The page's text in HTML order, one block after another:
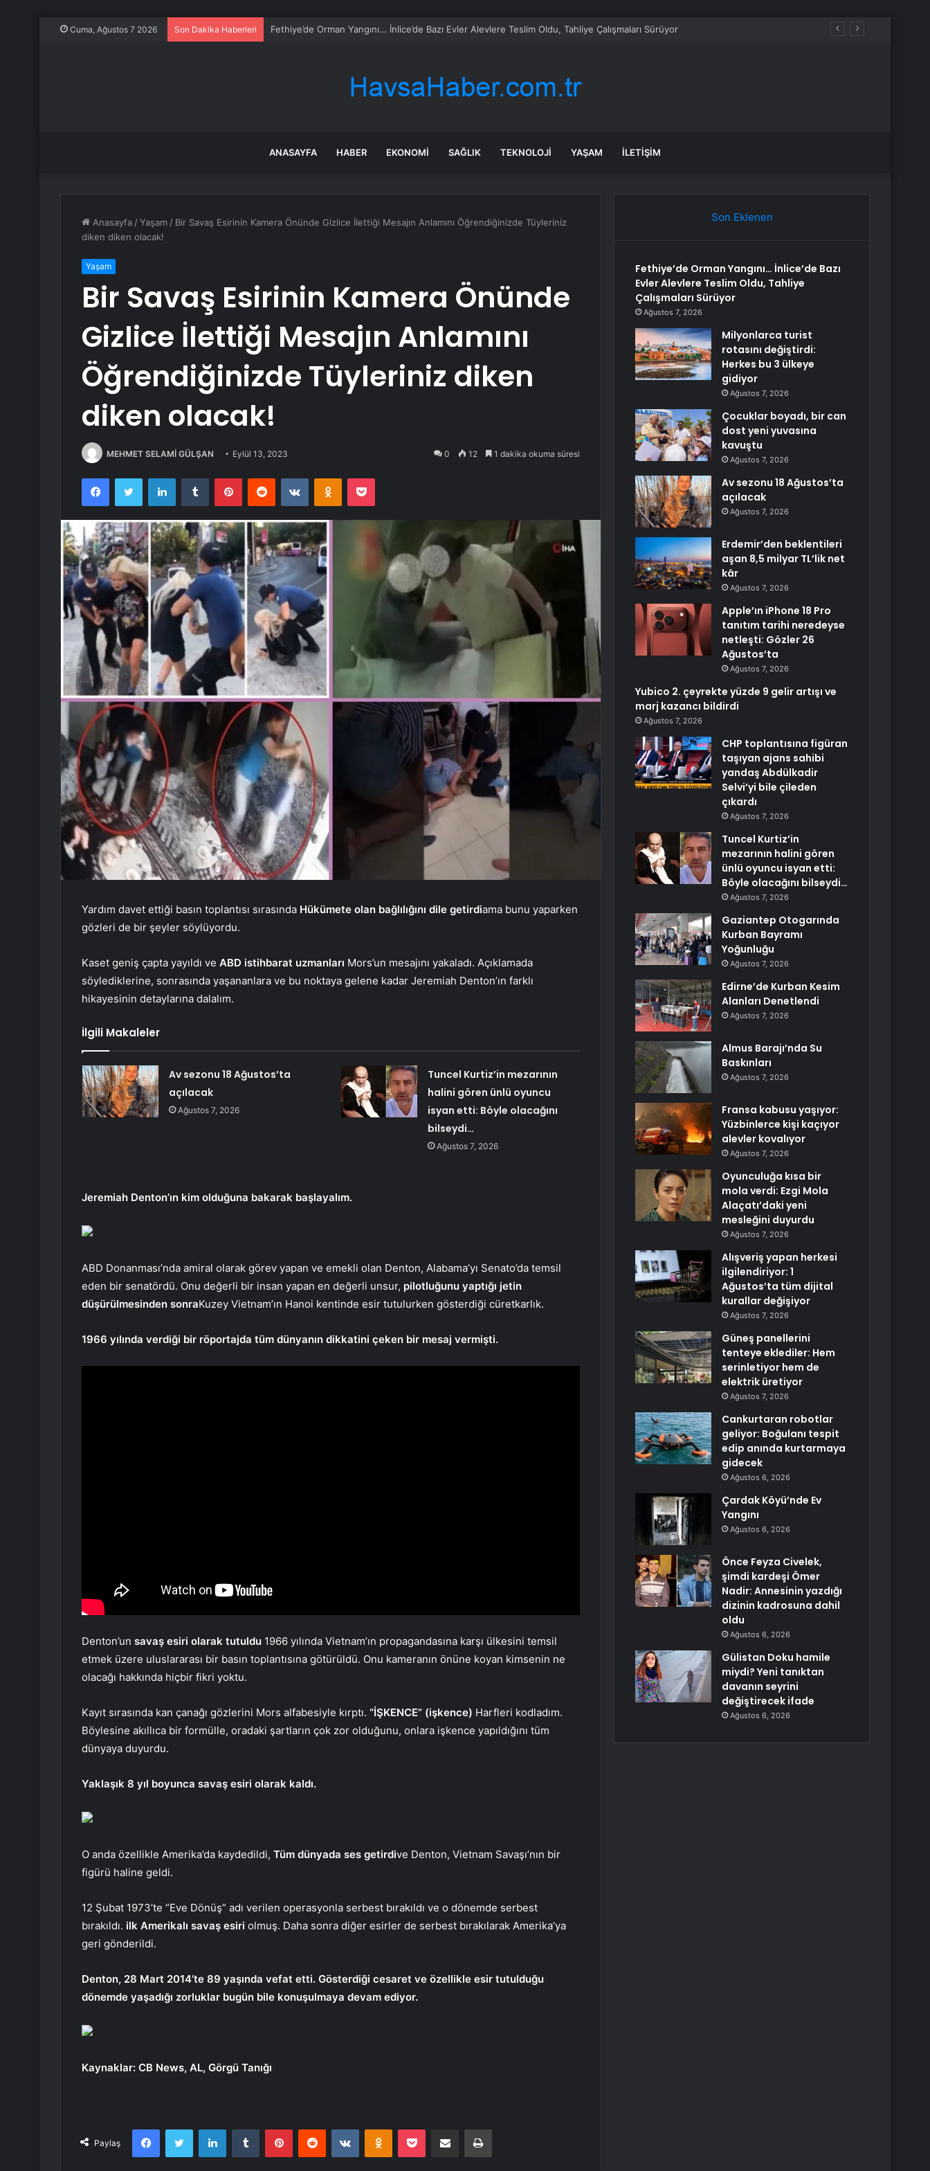
Cuma, Ağustos 7 2026 Son Dakika Haberleri Milyonlarca turist rotasını değiştirdi: Herkes bu 3 ülkeye gidiyor
ANASAYFA HABER EKONOMI SAĞLIK TEKNOLOJI YAŞAM İLETIŞIM
Anasayfa /Yaşam / Bir Savaş Esirinin Kamera Önünde Gizlice İlettiği Mesajın Anlamını Öğrendiğinizde Tüyleriniz
diken diken olacak!
Yaşam
Bir Savaş Esirinin Kamera Önünde
Gizlice İlettiği Mesajın Anlamını
Öğrendiğinizde Tüyleriniz diken
diken olacak!
MEHMET SELAMİ GÜLŞAN Eylül 13, 2023 0 12 1 dakika okuma süresi
FacebookTwitter LinkedInTumblr PinterestReddit VKontakteOdnoklassniki
Pocket
Yardım davet ettiği basın toplantısı sırasında Hükümete olan bağlılığını dile getirdiama bunu yaparken
gözleri de bir şeyler söylüyordu.
Kaset geniş çapta yayıldı ve ABD istihbarat uzmanları Mors’un mesajını yakaladı. Açıklamada
söylediklerine, sonrasında yaşananlara ve bu noktaya gelene kadar Jeremiah Denton’ın farklı
hikayesinin detaylarına dalalım.
İlgili Makaleler
Av sezonu 18 Ağustos’ta
açılacak
Ağustos 7, 2026
Tuncel Kurtiz’in mezarının
halini gören ünlü oyuncu
isyan etti: Böyle olacağını
bilseydi…
Ağustos 7, 2026
Jeremiah Denton’ın kim olduğuna bakarak başlayalım.
ABD Donanması’nda amiral olarak görev yapan ve emekli olan Denton, Alabama’yı Senato’da temsil
eden bir senatördü. Onu değerli bir insan yapan en değerli unsur, pilotluğunu yaptığı jetin
düşürülmesinden sonraKuzey Vietnam’ın Hanoi kentinde esir tutulurken gösterdiği cüretkarlık.
1966 yılında verdiği bir röportajda tüm dünyanın dikkatini çeken bir mesaj vermişti.
Denton’un savaş esiri olarak tutuldu 1966 yılında Vietnam’ın propagandasına karşı ülkesini temsil
etmek üzere uluslararası bir basın toplantısına götürüldü. Onu kameranın önüne koyan kimsenin ne
olacağı hakkında hiçbir fikri yoktu.
Kayıt sırasında kan çanağı gözlerini Mors alfabesiyle kırptı. “İŞKENCE” (işkence) Harfleri kodladım.
Böylesine akıllıca bir formülle, oradaki şartların çok zor olduğunu, onlara işkence yapıldığını tüm
dünyaya duyurdu.
Yaklaşık 8 yıl boyunca savaş esiri olarak kaldı.
O anda özellikle Amerika’da kaydedildi, Tüm dünyada ses getirdive Denton, Vietnam Savaşı’nın bir
figürü haline geldi.
12 Şubat 1973’te “Eve Dönüş” adı verilen operasyonla serbest bırakıldı ve o dönemde serbest
bırakıldı. ilk Amerikalı savaş esiri olmuş. Daha sonra diğer esirler de serbest bırakılarak Amerika’ya
geri gönderildi.
Denton, 28 Mart 2014’te 89 yaşında vefat etti. Gösterdiği cesaret ve özellikle esir tutulduğu
dönemde yaşadığı zorluklar bugün bile konuşulmaya devam ediyor.
Kaynaklar: CB News, AL, Görgü Tanığı
Paylaş
FacebookTwitter LinkedInTumblr PinterestReddit VKontakteOdnoklassniki
Pocket E-Posta ile paylaş Yazdır
Son Eklenen
Fethiye’de Orman Yangını… İnlice’de Bazı
Evler Alevlere Teslim Oldu, Tahliye
Çalışmaları Sürüyor
Ağustos 7, 2026
Milyonlarca turist
rotasını değiştirdi:
Herkes bu 3 ülkeye
gidiyor
Ağustos 7, 2026
Çocuklar boyadı, bir can
dost yeni yuvasına
kavuştu
Ağustos 7, 2026
Av sezonu 18 Ağustos’ta
açılacak
Ağustos 7, 2026
Erdemir’den beklentileri
aşan 8,5 milyar TL’lik net
kâr
Ağustos 7, 2026
Apple’ın iPhone 18 Pro
tanıtım tarihi neredeyse
netleşti: Gözler 26
Ağustos’ta
Ağustos 7, 2026
Yubico 2. çeyrekte yüzde 9 gelir artışı ve
marj kazancı bildirdi
Ağustos 7, 2026
CHP toplantısına figüran
taşıyan ajans sahibi
yandaş Abdülkadir
Selvi’yi bile çileden
çıkardı
Ağustos 7, 2026
Tuncel Kurtiz’in
mezarının halini gören
ünlü oyuncu isyan etti:
Böyle olacağını bilseydi…
Ağustos 7, 2026
Gaziantep Otogarında
Kurban Bayramı
Yoğunluğu
Ağustos 7, 2026
Edirne’de Kurban Kesim
Alanları Denetlendi
Ağustos 7, 2026
Almus Barajı’nda Su
Baskınları
Ağustos 7, 2026
Fransa kabusu yaşıyor:
Yüzbinlerce kişi kaçıyor
alevler kovalıyor
Ağustos 7, 2026
Oyunculuğa kısa bir
mola verdi: Ezgi Mola
Alaçatı’daki yeni
mesleğini duyurdu
Ağustos 7, 2026
Alışveriş yapan herkesi
ilgilendiriyor: 1
Ağustos’ta tüm dijital
kurallar değişiyor
Ağustos 7, 2026
Güneş panellerini
tenteye eklediler: Hem
serinletiyor hem de
elektrik üretiyor
Ağustos 7, 2026
Cankurtaran robotlar
geliyor: Boğulanı tespit
edip anında kurtarmaya
gidecek
Ağustos 6, 2026
Çardak Köyü’nde Ev
Yangını
Ağustos 6, 2026
Önce Feyza Civelek,
şimdi kardeşi Ömer
Nadir: Annesinin yazdığı
dizinin kadrosuna dahil
oldu
Ağustos 6, 2026
Gülistan Doku hamile
miydi? Yeni tanıktan
davanın seyrini
değiştirecek ifade
Ağustos 6, 2026